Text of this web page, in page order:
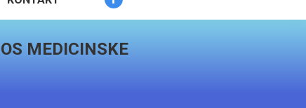
Facebook
opens
MEDICINSKE